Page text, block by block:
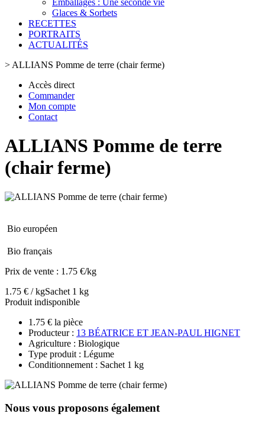
Emballages : Une seconde vie
Glaces & Sorbets
RECETTES
PORTRAITS
ACTUALITÉS
> ALLIANS Pomme de terre (chair ferme)
Accès direct
Commander
Mon compte
Contact
ALLIANS Pomme de terre
(chair ferme)
Bio européen
Bio français
Prix de vente : 1.75 €/kg
1.75 € / kgSachet 1 kg
Produit indisponible
1.75 € la pièce
Producteur : 13 BÉATRICE ET JEAN-PAUL HIGNET
Agriculture : Biologique
Type produit : Légume
Conditionnement : Sachet 1 kg
Nous vous proposons également